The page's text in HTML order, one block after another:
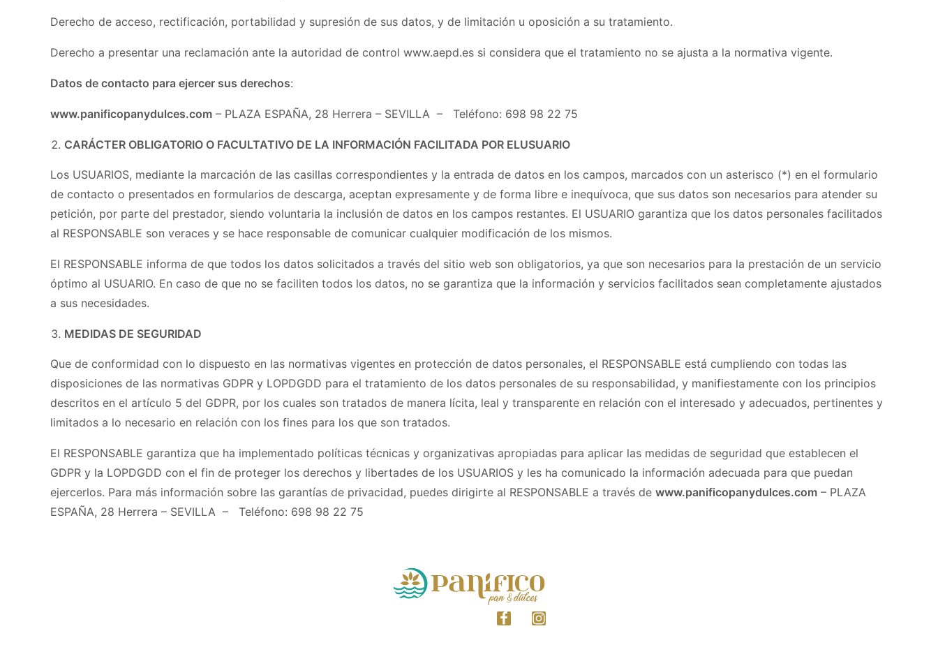
Derecho de acceso, rectificación, portabilidad y supresión de sus datos, y de limitación u oposición a su tratamiento.
Derecho a presentar una reclamación ante la autoridad de control www.aepd.es si considera que el tratamiento no se ajusta a la normativa vigente.
Datos de contacto para ejercer sus derechos:
www.panificopanydulces.com – PLAZA ESPAÑA, 28 Herrera – SEVILLA – Teléfono: 698 98 22 75
CARÁCTER OBLIGATORIO O FACULTATIVO DE LA INFORMACIÓN FACILITADA POR ELUSUARIO
Los USUARIOS, mediante la marcación de las casillas correspondientes y la entrada de datos en los campos, marcados con un asterisco (*) en el formulario
de contacto o presentados en formularios de descarga, aceptan expresamente y de forma libre e inequívoca, que sus datos son necesarios para atender su
petición, por parte del prestador, siendo voluntaria la inclusión de datos en los campos restantes. El USUARIO garantiza que los datos personales facilitados
al RESPONSABLE son veraces y se hace responsable de comunicar cualquier modificación de los mismos.
El RESPONSABLE informa de que todos los datos solicitados a través del sitio web son obligatorios, ya que son necesarios para la prestación de un servicio
óptimo al USUARIO. En caso de que no se faciliten todos los datos, no se garantiza que la información y servicios facilitados sean completamente ajustados
a sus necesidades.
MEDIDAS DE SEGURIDAD
Que de conformidad con lo dispuesto en las normativas vigentes en protección de datos personales, el RESPONSABLE está cumpliendo con todas las
disposiciones de las normativas GDPR y LOPDGDD para el tratamiento de los datos personales de su responsabilidad, y manifiestamente con los principios
descritos en el artículo 5 del GDPR, por los cuales son tratados de manera lícita, leal y transparente en relación con el interesado y adecuados, pertinentes y
limitados a lo necesario en relación con los fines para los que son tratados.
El RESPONSABLE garantiza que ha implementado políticas técnicas y organizativas apropiadas para aplicar las medidas de seguridad que establecen el
GDPR y la LOPDGDD con el fin de proteger los derechos y libertades de los USUARIOS y les ha comunicado la información adecuada para que puedan
ejercerlos. Para más información sobre las garantías de privacidad, puedes dirigirte al RESPONSABLE a través de www.panificopanydulces.com – PLAZA
ESPAÑA, 28 Herrera – SEVILLA – Teléfono: 698 98 22 75